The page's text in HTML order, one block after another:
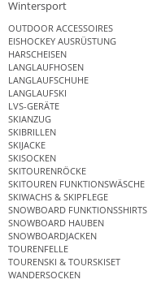
Wintersport
OUTDOOR ACCESSOIRES
EISHOCKEY AUSRÜSTUNG
HARSCHEISEN
LANGLAUFHOSEN
LANGLAUFSCHUHE
LANGLAUFSKI
LVS-GERÄTE
SKIANZUG
SKIBRILLEN
SKIJACKE
SKISOCKEN
SKITOURENRÖCKE
SKITOUREN FUNKTIONSWÄSCHE
SKIWACHS & SKIPFLEGE
SNOWBOARD FUNKTIONSSHIRTS
SNOWBOARD HAUBEN
SNOWBOARDJACKEN
TOURENFELLE
TOURENSKI & TOURSKISET
WANDERSOCKEN